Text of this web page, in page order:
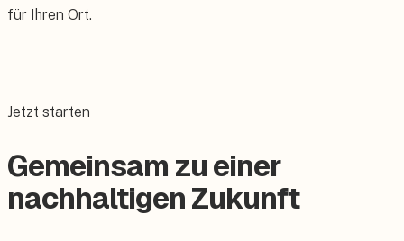
für Ihren Ort.
Jetzt starten
Gemeinsam zu einer
nachhaltigen Zukunft